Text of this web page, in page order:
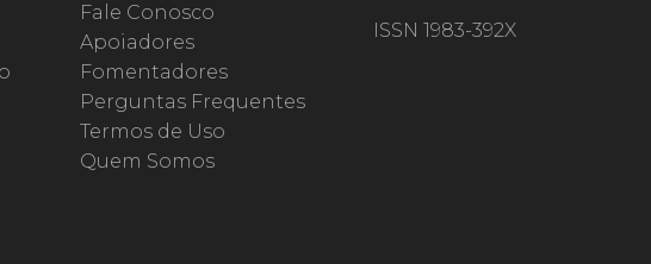
Fale Conosco
Apoiadores
Fomentadores
Perguntas Frequentes
Termos de Uso
Quem Somos
ISSN 1983-392X